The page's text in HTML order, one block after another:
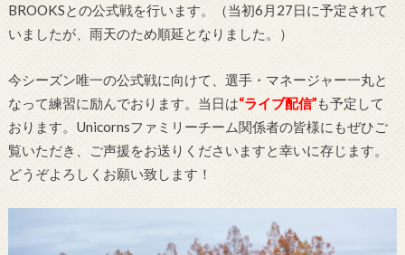
BROOKSとの公式戦を行います。（当初6月27日に予定されて
いましたが、雨天のため順延となりました。）
今シーズン唯一の公式戦に向けて、選手・マネージャー一丸と
なって練習に励んでおります。当日は“ライブ配信”も予定して
おります。Unicornsファミリーチーム関係者の皆様にもぜひご
覧いただき、ご声援をお送りくださいますと幸いに存じます。
どうぞよろしくお願い致します！